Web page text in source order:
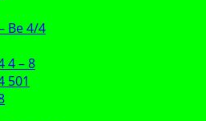
Be 4/4
4 – 8
501